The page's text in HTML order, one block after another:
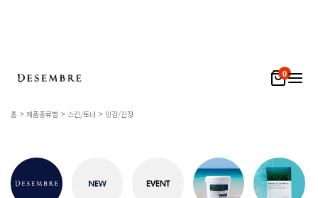
0
홈 제품종류별 스킨/토너 민감/진정